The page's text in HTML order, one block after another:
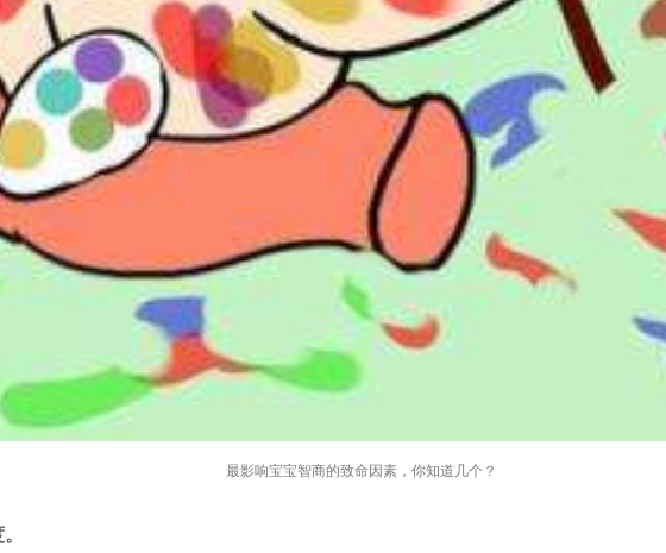
最影响宝宝智商的致命因素，你知道几个？